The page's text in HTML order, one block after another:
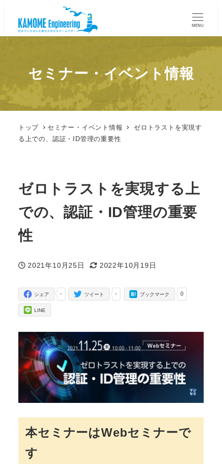
MENU
トップ セミナー・イベント情報
ゼロトラストを実現す
る上での、認証・ID管理の重要性
セミナー・イベント情報
ゼロトラストを実現する上
での、認証・ID管理の重要
性
投稿日
2021年10月25日
更新日
2022年10月19日
-
シェア -
ツイート 0
ブックマーク
LINE
本セミナーはWebセミナーで
す